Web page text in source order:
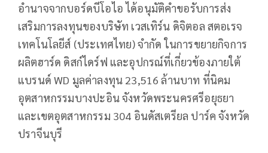
อำนาจจากบอร์ดบีโอไอ ได้อนุมัติคำขอรับการส่ง
เสริมการลงทุนของบริษัท เวสเทิร์น ดิจิตอล สตอเรจ
เทคโนโลยีส์ (ประเทศไทย) จำกัด ในการขยายกิจการ
ผลิตฮาร์ด ดิสก์ไดร์ฟ และอุปกรณ์ที่เกี่ยวข้องภายใต้
แบรนด์ WD มูลค่าลงทุน 23,516 ล้านบาท ที่นิคม
อุตสาหกรรมบางปะอิน จังหวัดพระนครศรีอยุธยา
และเขตอุตสาหกรรม 304 อินดัสเตรียล ปาร์ค จังหวัด
ปราจีนบุรี